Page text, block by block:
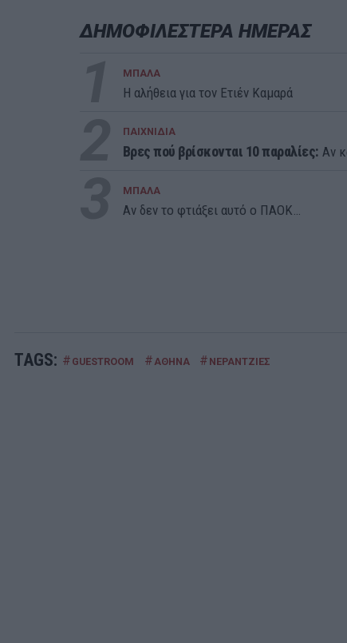
ΔΗΜΟΦΙΛΕΣΤΕΡΑ ΗΜΕΡΑΣ
ΜΠΑΛΑ
Η αλήθεια για τον Ετιέν Καμαρά
ΠΑΙΧΝΙΔΙΑ
Βρες πού βρίσκονται 10 παραλίες: Αν
ΜΠΑΛΑ
Αν δεν το φτιάξει αυτό ο ΠΑΟΚ…
TAGS: # GUESTROOM # ΑΘΗΝΑ # ΝΕΡΑΝΤΖΙΕΣ